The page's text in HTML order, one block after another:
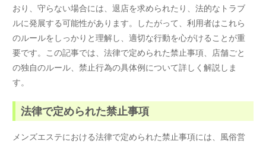
おり、守らない場合には、退店を求められたり、法的なトラブ
ルに発展する可能性があります。したがって、利用者はこれら
のルールをしっかりと理解し、適切な行動を心がけることが重
要です。この記事では、法律で定められた禁止事項、店舗ごと
の独自のルール、禁止行為の具体例について詳しく解説しま
す。
法律で定められた禁止事項
メンズエステにおける法律で定められた禁止事項には、風俗営